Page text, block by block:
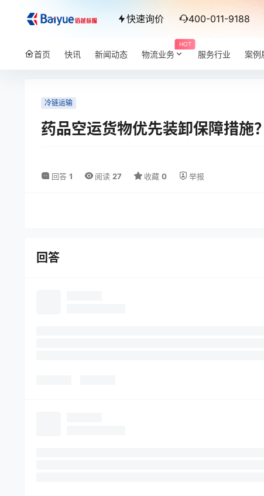
快速询价 400-011-9188
首页 快讯 新闻动态
HOT
物流业务 服务行业 案例
冷链运输
药品空运货物优先装卸保障措施？
回答 1 阅读 27 收藏 0 举报
回答